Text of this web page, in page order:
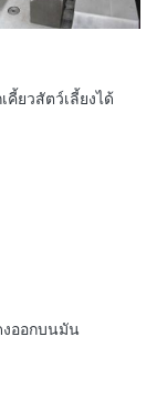
คี้ยวสัตว์เลี้ยงได้
งออกบนมัน